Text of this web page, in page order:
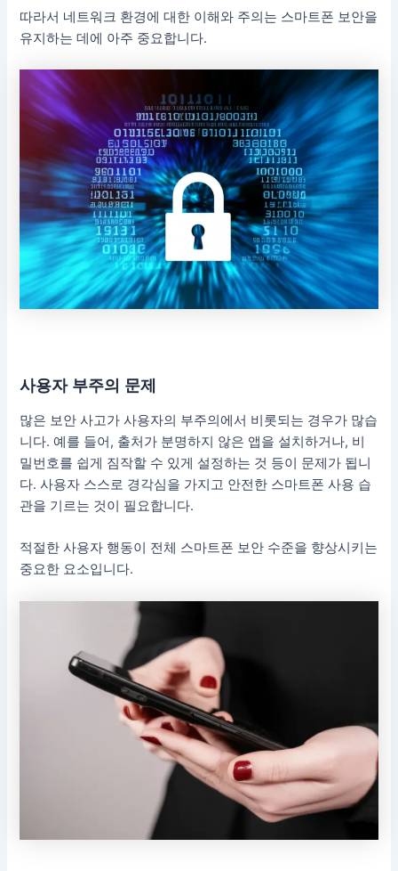
따라서 네트워크 환경에 대한 이해와 주의는 스마트폰 보안을
유지하는 데에 아주 중요합니다.
사용자 부주의 문제
많은 보안 사고가 사용자의 부주의에서 비롯되는 경우가 많습
니다. 예를 들어, 출처가 분명하지 않은 앱을 설치하거나, 비
밀번호를 쉽게 짐작할 수 있게 설정하는 것 등이 문제가 됩니
다. 사용자 스스로 경각심을 가지고 안전한 스마트폰 사용 습
관을 기르는 것이 필요합니다.
적절한 사용자 행동이 전체 스마트폰 보안 수준을 향상시키는
중요한 요소입니다.